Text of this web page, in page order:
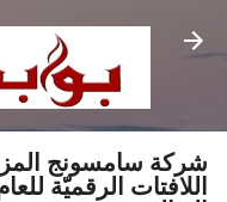
التخطي
شركة سامسونج
اللافتات الرقميّة